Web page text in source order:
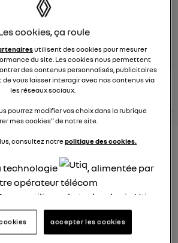
RENAULT
posez une question
consultez les
conseils
voir tous les
carburant
cookies, ça roule
utilisent des cookies pour mesurer
du site. Les cookies nous permettent
des contenus personnalisés, publicitaires
vous laisser interagir avec nos contenus via
les réseaux sociaux.
pourrez modifier vos choix dans la rubrique
mes cookies" de notre site.
consultez notrepolitique des cookies.
technologie
, alimentée par
opérateur télécom
utilisons la technologie Utiq
digitales (telles que décrites
de consentement) et liées à
accepter les cookies